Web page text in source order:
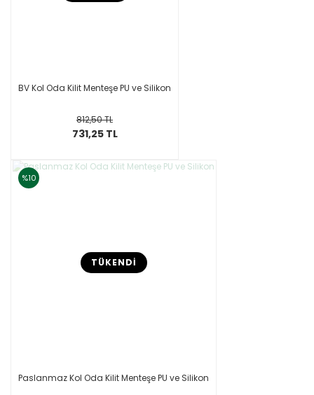
BV Kol Oda Kilit Menteşe PU ve Silikon
812,50 TL
731,25 TL
%10
TÜKENDİ
Paslanmaz Kol Oda Kilit Menteşe PU ve Silikon